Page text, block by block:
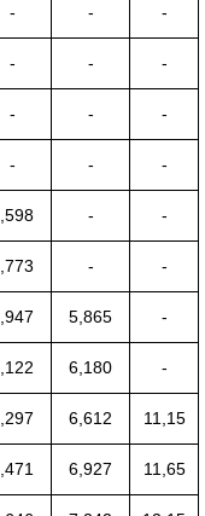
- - -
- - -
- - -
- - -
- -
- -
5,865 -
6,180 -
6,612 11,15
6,927 11,65